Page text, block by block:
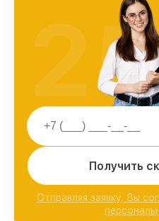
Получить
Отправляя заявку, Вы
25